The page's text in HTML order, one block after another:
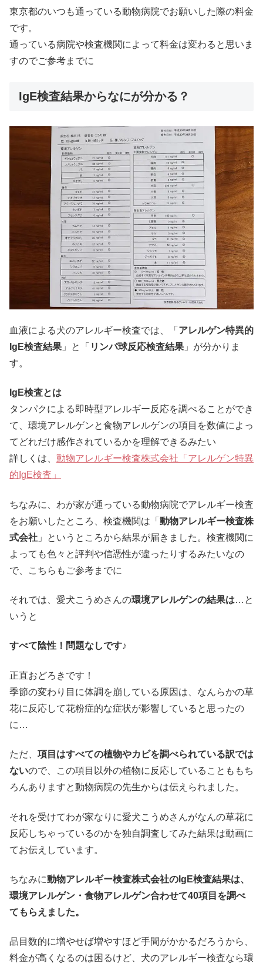
東京都のいつも通っている動物病院でお願いした際の料金
です。
通っている病院や検査機関によって料金は変わると思いま
すのでご参考までに
IgE検査結果からなにが分かる？
血液による犬のアレルギー検査では、「 アレルゲン特異的
IgE検査結果 」と「 リンパ球反応検査結果 」が分かりま
す。
IgE検査とは
タンパクによる即時型アレルギー反応を調べることができ
て、環境アレルゲンと食物アレルゲンの項目を数値によっ
てどれだけ感作されているかを理解できるみたい
詳しくは、 動物アレルギー検査株式会社「アレルゲン特異
的IgE検査」
ちなみに、わが家が通っている動物病院でアレルギー検査
をお願いしたところ、検査機関は「 動物アレルギー検査株
式会社 」というところから結果が届きました。検査機関に
よっても色々と評判や信憑性が違ったりするみたいなの
で、こちらもご参考までに
それでは、愛犬こうめさんの環境アレルゲンの結果は…と
いうと
すべて陰性！問題なしです♪
正直おどろきです！
季節の変わり目に体調を崩している原因は、なんらかの草
花に反応して花粉症的な症状が影響していると思ったの
に…
ただ、 項目はすべての植物やカビを調べられている訳では
ないので、この項目以外の植物に反応していることももち
ろんありますと動物病院の先生からは伝えられました。
それを受けてわが家なりに愛犬こうめさんがなんの草花に
反応しちゃっているのかを独自調査してみた結果は動画に
てお伝えしています。
ちなみに動物アレルギー検査株式会社のIgE検査結果は、
環境アレルゲン・食物アレルゲン合わせて40項目を調べ
てもらえました。
品目数的に増やせば増やすほど手間がかかるだろうから、
料金が高くなるのは困るけど、犬のアレルギー検査なら環